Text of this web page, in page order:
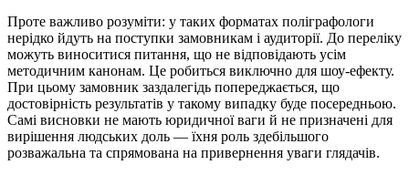
Проте важливо розуміти: у таких форматах поліграфологи
нерідко йдуть на поступки замовникам і аудиторії. До переліку
можуть виноситися питання, що не відповідають усім
методичним канонам. Це робиться виключно для шоу-ефекту.
При цьому замовник заздалегідь попереджається, що
достовірність результатів у такому випадку буде посередньою.
Самі висновки не мають юридичної ваги й не призначені для
вирішення людських доль — їхня роль здебільшого
розважальна та спрямована на привернення уваги глядачів.